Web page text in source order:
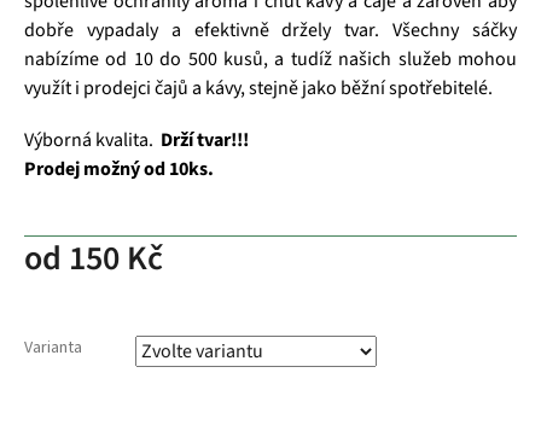
od 150 Kč
Varianta
dobře vypadaly a efektivně držely tvar. Všechny sáčky
nabízíme od 10 do 500 kusů, a tudíž našich služeb mohou
využít i prodejci čajů a kávy, stejně jako běžní spotřebitelé.
Výborná kvalita. Drží tvar!!!
Prodej možný od 10ks.